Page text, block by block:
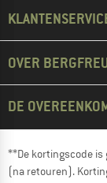
OVER
DE
**De kortingscode is
(na retouren).